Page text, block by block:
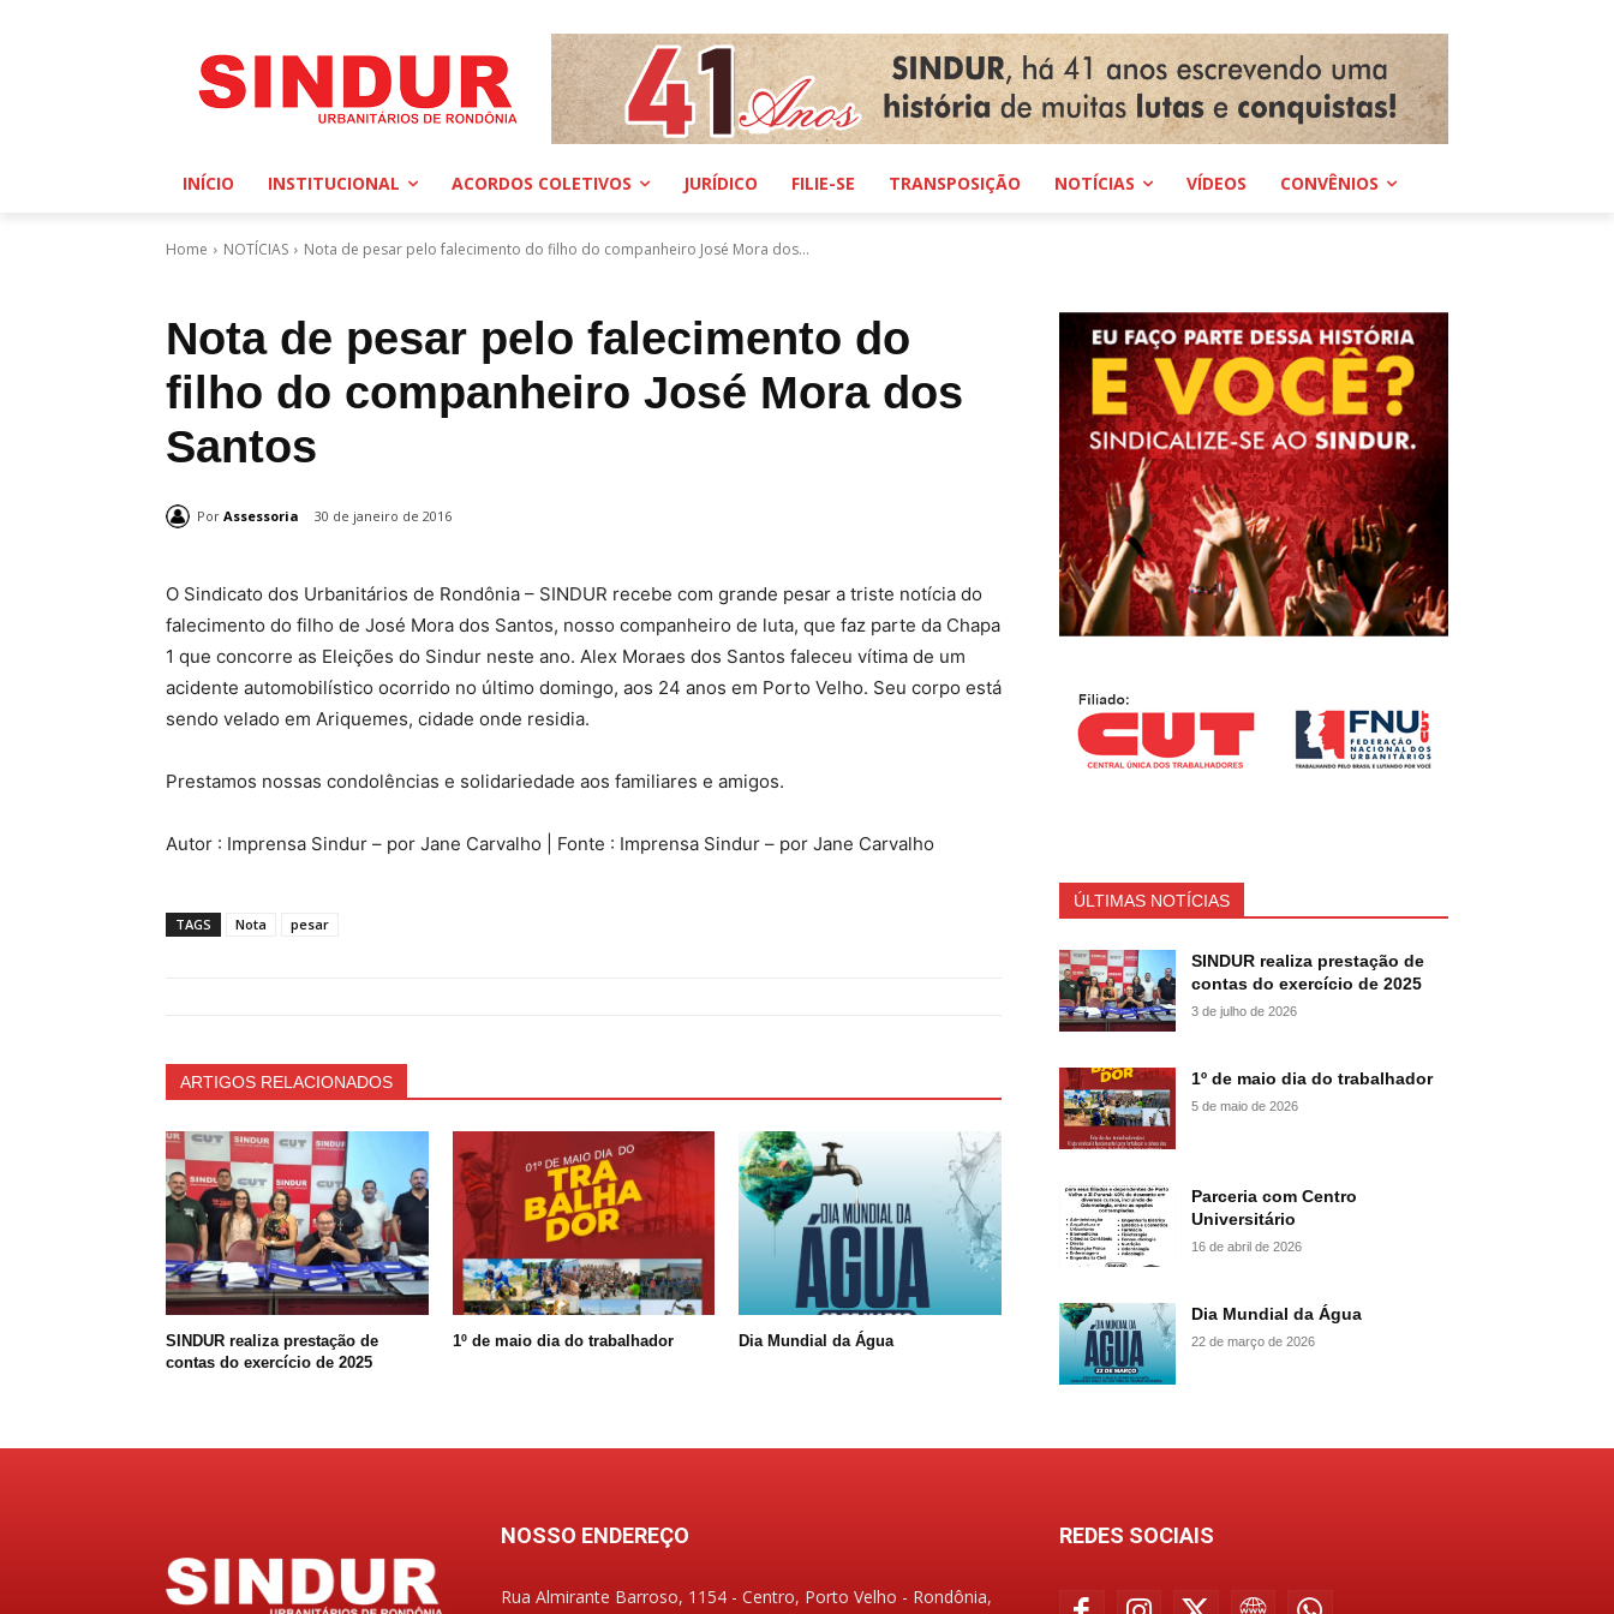
INÍCIO INSTITUCIONAL ACORDOS COLETIVOS JURÍDICO FILIE-SE TRANSPOSIÇÃO NOTÍCIAS VÍDEOS CONVÊNIOS
Home NOTÍCIAS Nota de pesar pelo falecimento do filho do companheiro José Mora dos...
Nota de pesar pelo falecimento do
filho do companheiro José Mora dos
Santos
Por Assessoria 30 de janeiro de 2016
O Sindicato dos Urbanitários de Rondônia – SINDUR recebe com grande pesar a triste notícia do
falecimento do filho de José Mora dos Santos, nosso companheiro de luta, que faz parte da Chapa
1 que concorre as Eleições do Sindur neste ano. Alex Moraes dos Santos faleceu vítima de um
acidente automobilístico ocorrido no último domingo, aos 24 anos em Porto Velho. Seu corpo está
sendo velado em Ariquemes, cidade onde residia.
Prestamos nossas condolências e solidariedade aos familiares e amigos.
Autor : Imprensa Sindur – por Jane Carvalho | Fonte : Imprensa Sindur – por Jane Carvalho
TAGS Nota pesar
ARTIGOS RELACIONADOS
SINDUR realiza prestação de
contas do exercício de 2025
1º de maio dia do trabalhador Dia Mundial da Água
ÚLTIMAS NOTÍCIAS
SINDUR realiza prestação de
contas do exercício de 2025
3 de julho de 2026
1º de maio dia do trabalhador
5 de maio de 2026
Parceria com Centro
Universitário
16 de abril de 2026
Dia Mundial da Água
22 de março de 2026
NOSSO ENDEREÇO
Rua Almirante Barroso, 1154 - Centro, Porto Velho - Rondônia,
REDES SOCIAIS